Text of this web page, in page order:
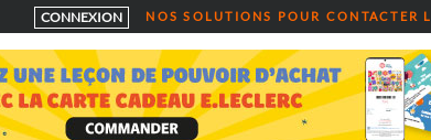
CONNEXION NOS SOLUTIONS POUR CONTACTER